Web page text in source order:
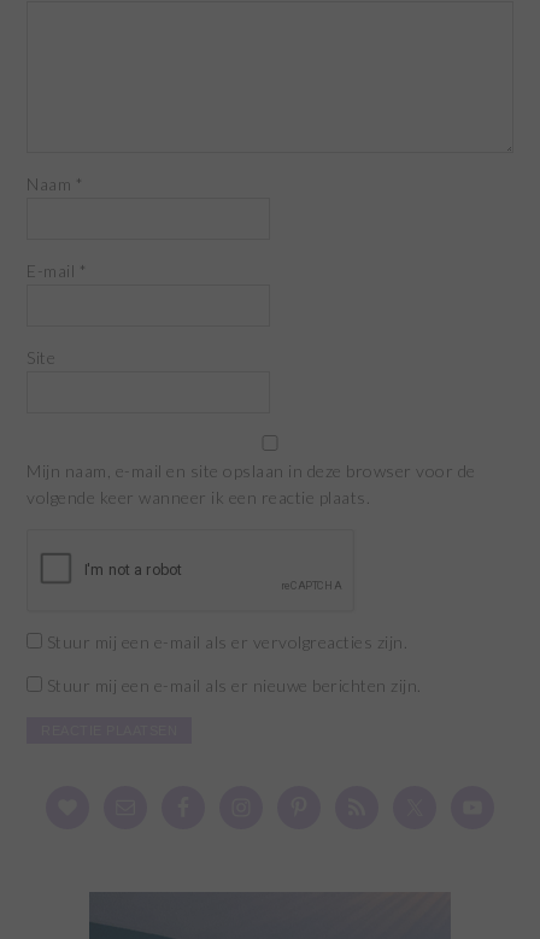
Naam *
E-mail *
Site
Mijn naam, e-mail en site opslaan in deze browser voor de
volgende keer wanneer ik een reactie plaats.
Stuur mij een e-mail als er vervolgreacties zijn.
Stuur mij een e-mail als er nieuwe berichten zijn.